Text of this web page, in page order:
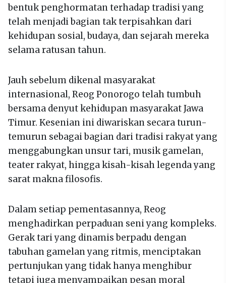
bentuk penghormatan terhadap tradisi yang
telah menjadi bagian tak terpisahkan dari
kehidupan sosial, budaya, dan sejarah mereka
selama ratusan tahun.
Jauh sebelum dikenal masyarakat
internasional, Reog Ponorogo telah tumbuh
bersama denyut kehidupan masyarakat Jawa
Timur. Kesenian ini diwariskan secara turun-
temurun sebagai bagian dari tradisi rakyat yang
menggabungkan unsur tari, musik gamelan,
teater rakyat, hingga kisah-kisah legenda yang
sarat makna filosofis.
Dalam setiap pementasannya, Reog
menghadirkan perpaduan seni yang kompleks.
Gerak tari yang dinamis berpadu dengan
tabuhan gamelan yang ritmis, menciptakan
pertunjukan yang tidak hanya menghibur
tetapi juga menyampaikan pesan moral